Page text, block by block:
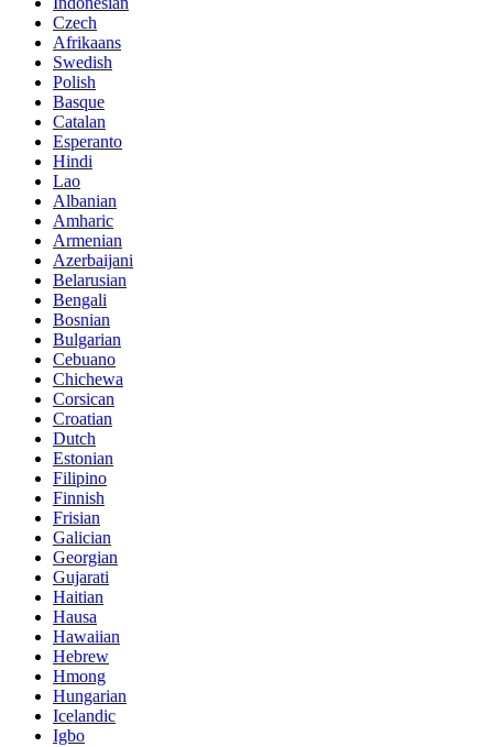
Czech
Afrikaans
Swedish
Polish
Basque
Catalan
Esperanto
Hindi
Lao
Albanian
Amharic
Armenian
Azerbaijani
Belarusian
Bengali
Bosnian
Bulgarian
Cebuano
Chichewa
Corsican
Croatian
Dutch
Estonian
Filipino
Finnish
Frisian
Galician
Georgian
Gujarati
Haitian
Hausa
Hawaiian
Hebrew
Hmong
Hungarian
Icelandic
Igbo